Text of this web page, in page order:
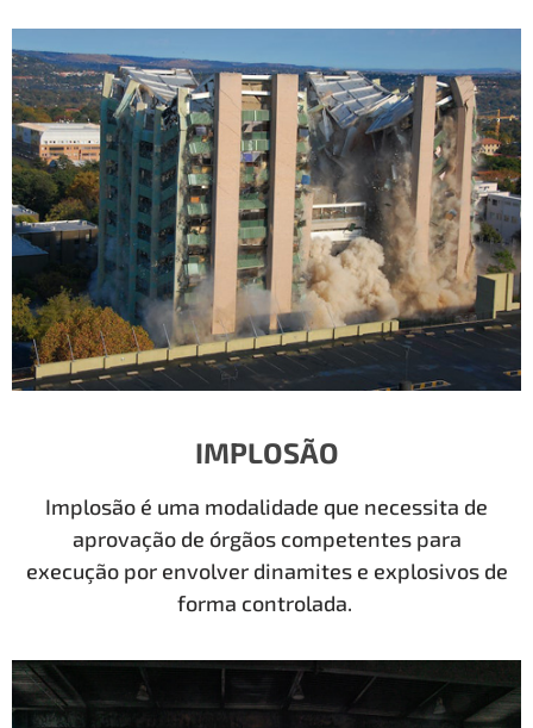
IMPLOSÃO
Implosão é uma modalidade que necessita de
aprovação de órgãos competentes para
execução por envolver dinamites e explosivos de
forma controlada.